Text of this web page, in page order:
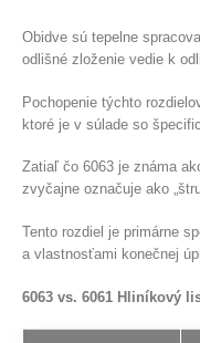
Obidve sú tepelne
odlišné zloženie vedie k
Pochopenie týchto
ktoré je v súlade so
Zatiaľ čo 6063 je známa
zvyčajne označuje ako
Tento rozdiel je primárne
a vlastnosťami konečnej
6063 vs. 6061 Hliníkový